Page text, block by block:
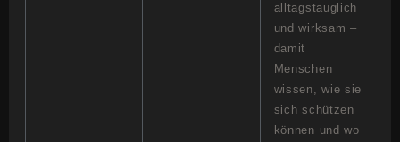
alltagstauglich
und wirksam –
damit
Menschen
wissen, wie sie
sich schützen
können und wo